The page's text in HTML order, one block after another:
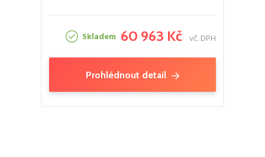
Skladem 60 963 Kč vč. DPH
Prohlédnout detail